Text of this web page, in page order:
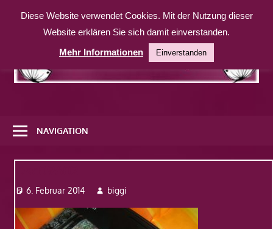
Inhalt
weitere
Website
NAVIGATION
6. Februar 2014 biggi
Diese Website verwendet Cookies. Mit der Nutzung dieser
Website erklären Sie sich damit einverstanden.
Mehr Informationen
Einverstanden